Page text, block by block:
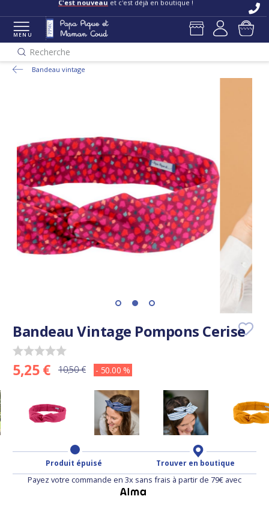
C'est nouveau et c'est déjà en boutique !
MENU
Recherche
Bandeau vintage
Bandeau Vintage Pompons Cerise
5,25 € 10,50 € - 50.00 %
Produit épuisé Trouver en boutique
Payez votre commande en 3x sans frais à partir de 79€ avec